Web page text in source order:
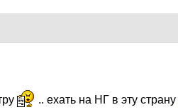
.. ехать на НГ в эту страну